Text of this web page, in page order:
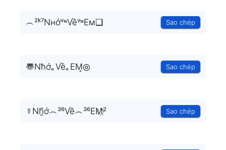
︵²ᵏ⁷NнớᵛᶰVềᵛᶰEм❑ Sao chép
〠Nħớ｡Về｡EM͙◎ Sao chép
☿Nh̰̃ớ︵³⁶Về︵³⁶EM҉² Sao chép